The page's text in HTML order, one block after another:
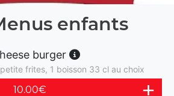
enfants
burger
frites, 1 boisson 33 cl au choix
10.00€